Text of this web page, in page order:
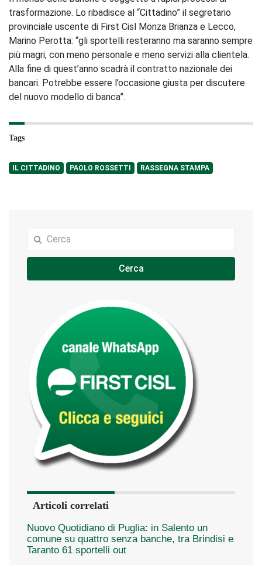
trasformazione. Lo ribadisce al “Cittadino” il segretario
provinciale uscente di First Cisl Monza Brianza e Lecco,
Marino Perotta: “gli sportelli resteranno ma saranno sempre
più magri, con meno personale e meno servizi alla clientela.
Alla fine di quest’anno scadrà il contratto nazionale dei
bancari. Potrebbe essere l’occasione giusta per discutere
del nuovo modello di banca”.
Tags
IL CITTADINO PAOLO ROSSETTI RASSEGNA STAMPA
Cerca
Articoli correlati
Nuovo Quotidiano di Puglia: in Salento un
comune su quattro senza banche, tra Brindisi e
Taranto 61 sportelli out